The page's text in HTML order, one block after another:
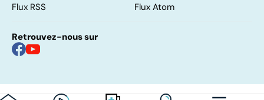
Flux RSS
Flux Atom
Retrouvez-nous sur